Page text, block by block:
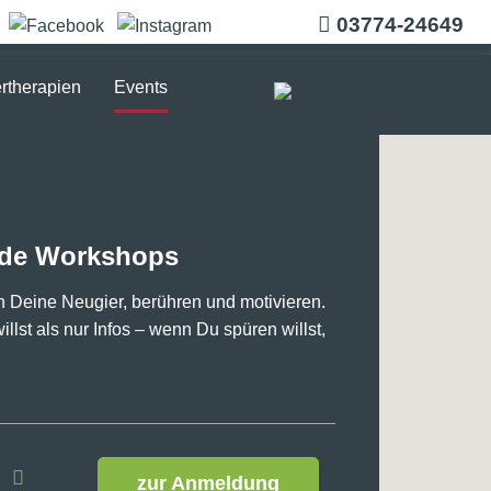
03774-24649
Events
Workshops
Neugier, berühren und motivieren.
als nur Infos – wenn Du spüren willst,
zur Anmeldung